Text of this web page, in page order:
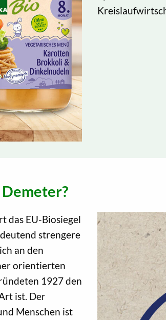
das EU-Biosiegel
strengere
an den
orientierten
1927 den
ist. Der
Menschen ist